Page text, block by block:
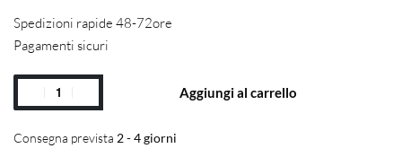
Spedizioni rapide 48-72ore
Pagamenti sicuri
Aggiungi al carrello
Consegna prevista 2 - 4 giorni